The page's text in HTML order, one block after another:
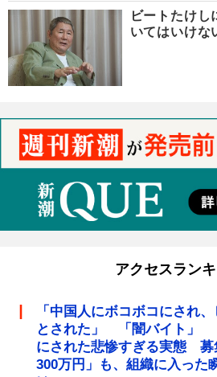
ビートたけし
いてはいけな
アクセスラン
「中国人にボコボコにされ
とされた」 「闇バイト」
にされた悲惨すぎる実態 募
300万円」も、組織に入った